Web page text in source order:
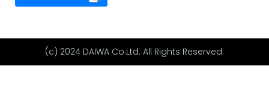
(c) 2024 DAIWA Co.Ltd. All Rights Reserved.